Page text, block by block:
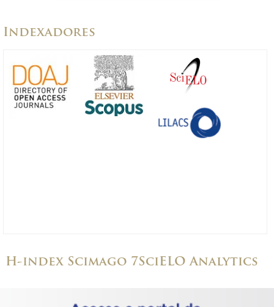
Indexadores
H-index Scimago 7SciELO Analytics